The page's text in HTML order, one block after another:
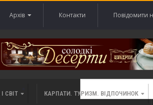
Архів Контакти Повідомити
СВІТ КАРПАТИ. ТУРИЗМ. ВІДПОЧИНОК